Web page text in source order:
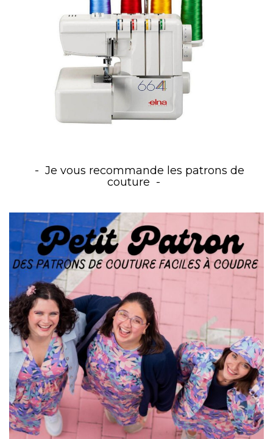
Je vous recommande les patrons de
couture